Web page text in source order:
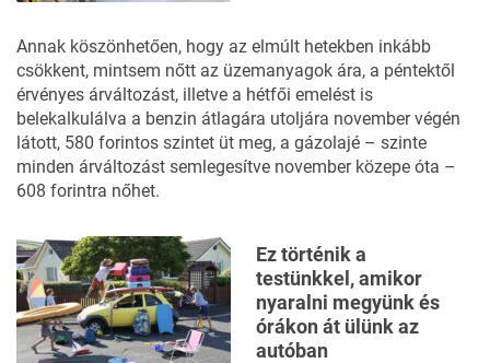
Annak köszönhetően, hogy az elmúlt hetekben inkább
csökkent, mintsem nőtt az üzemanyagok ára, a péntektől
érvényes árváltozást, illetve a hétfői emelést is
belekalkulálva a benzin átlagára utoljára november végén
látott, 580 forintos szintet üt meg, a gázolajé – szinte
minden árváltozást semlegesítve november közepe óta –
608 forintra nőhet.
Ez történik a
testünkkel, amikor
nyaralni megyünk és
órákon át ülünk az
autóban